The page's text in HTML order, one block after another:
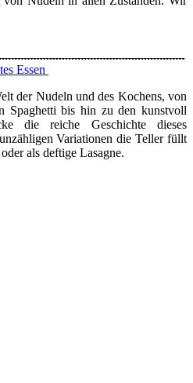
der Nudeln und des Kochens, von
Spaghetti bis hin zu den kunstvoll
die reiche Geschichte dieses
Variationen die Teller füllt
als deftige Lasagne.